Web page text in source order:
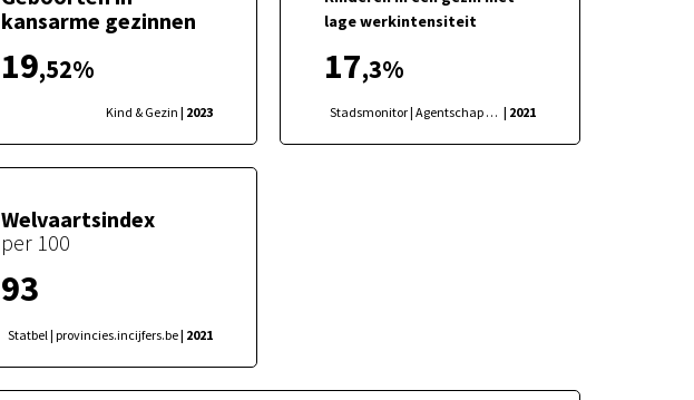
kansarme gezinnen
19,52%
Kind & Gezin | 2023
lage werkintensiteit
17,3%
Stadsmonitor | Agentschap Binnenlands Bestuur | 2021
Welvaartsindex
per 100
93
Statbel | provincies.incijfers.be| 2021